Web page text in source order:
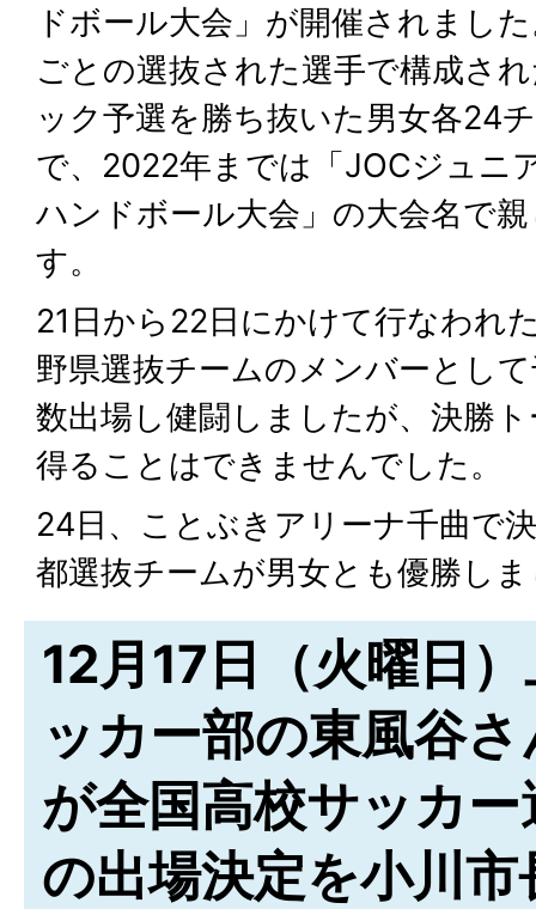
ドボール大会」が開催されまし
ごとの選抜された選手で構成さ
ック予選を勝ち抜いた男女各24
で、2022年までは「JOCジュニ
ハンドボール大会」の大会名で
す。
21日から22日にかけて行なわれ
野県選抜チームのメンバーとし
数出場し健闘しましたが、決勝
得ることはできませんでした。
24日、ことぶきアリーナ千曲で
都選抜チームが男女とも優勝し
12月17日（火曜日
ッカー部の東風谷
が全国高校サッカ
の出場決定を小川市